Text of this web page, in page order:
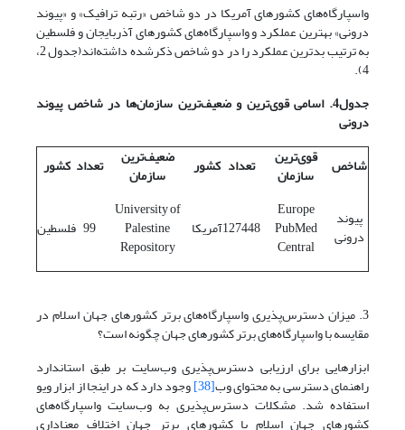
واسپارگاه‌های کشورهای آمریکا در دو شاخص «رتبه ترافیک» و «پیوند
درونی» بهترین عملکرد و واسپارگاه‌های کشورهای آذربایجان و فلسطین
به ترتیب بدترین عملکرد را در دو شاخص ذکرشده داشته‌اند(جدول 2،
4).
جدول4. اسامی قوی
ترین و ضعیفترین سازمانها در شاخصپیوند
درونی
شاخص
قویترین
سازمان تعداد کشور ضعیفترین
سازمان تعداد کشور
پیوند
درونی
Europe
PubMed
Central
127448آمریکا
University of
Palestine
Repository
99 فلسطین
3. میزان دسترس‌پذیری واسپارگاه‌های برتر کشورهای جهان اسلام در
مقایسه با واسپارگاه‌های برتر کشورهای جهان چگونه است؟
ابزارهایی برای ارزیابی دسترس‌پذیری وب‌سایت بر طبق استاندارد
راهنمای دسترسی به محتوای وب[38] وجود دارد که در اینجا از ابزار ویو
استفاده شد. مشکلات دسترس‌پذیری به وب‌سایت واسپارگاه‌های
کشورهای جهان اسلام با کشورهای برتر جهان اختلاف معنا‌داری